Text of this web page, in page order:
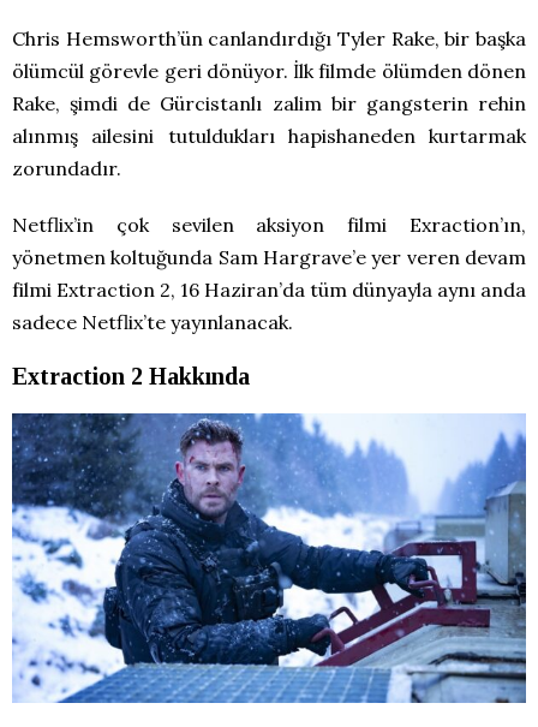
Chris Hemsworth’ün canlandırdığı Tyler Rake, bir başka
ölümcül görevle geri dönüyor. İlk filmde ölümden dönen
Rake, şimdi de Gürcistanlı zalim bir gangsterin rehin
alınmış ailesini tutuldukları hapishaneden kurtarmak
zorundadır.
Netflix’in çok sevilen aksiyon filmi Exraction’ın,
yönetmen koltuğunda Sam Hargrave’e yer veren devam
filmi Extraction 2, 16 Haziran’da tüm dünyayla aynı anda
sadece Netflix’te yayınlanacak.
Extraction 2 Hakkında